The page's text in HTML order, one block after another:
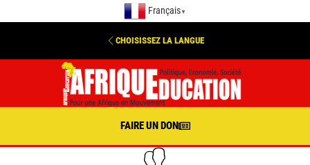
Français ▼
CHOISISSEZ LA LANGUE
FAIRE UN DON